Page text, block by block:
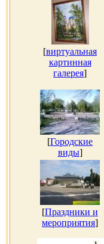
[виртуальная
картинная
галерея]
[Городские
виды]
[Праздники и
мероприятия]